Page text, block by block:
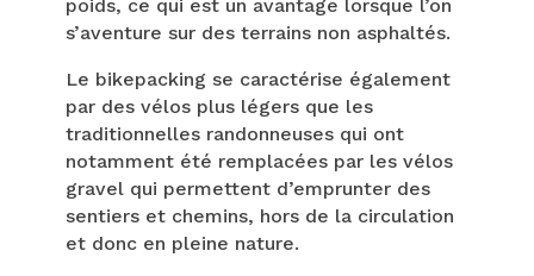
poids, ce qui est un avantage lorsque l’on
s’aventure sur des terrains non asphaltés.
Le bikepacking se caractérise également
par des vélos plus légers que les
traditionnelles randonneuses qui ont
notamment été remplacées par les vélos
gravel qui permettent d’emprunter des
sentiers et chemins, hors de la circulation
et donc en pleine nature.